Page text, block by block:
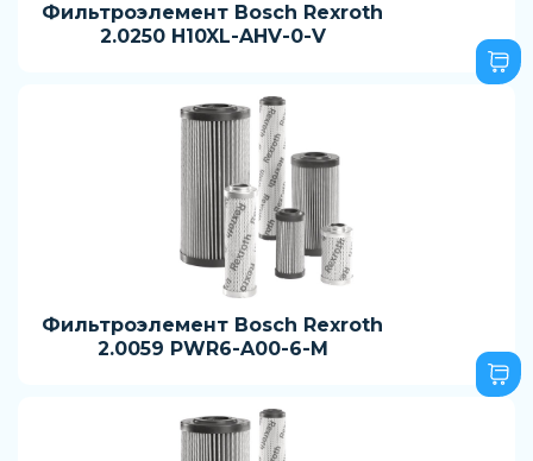
Фильтроэлемент Bosch Rexroth
2.0250 H10XL-AHV-0-V
Фильтроэлемент Bosch Rexroth
2.0059 PWR6-A00-6-M